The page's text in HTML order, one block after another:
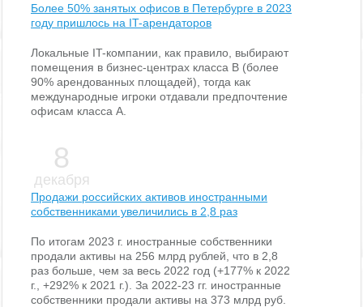
Более 50% занятых офисов в Петербурге в 2023
году пришлось на IT-арендаторов
Локальные IT-компании, как правило, выбирают
помещения в бизнес-центрах класса В (более
90% арендованных площадей), тогда как
международные игроки отдавали предпочтение
офисам класса А.
8
декабря
Продажи российских активов иностранными
собственниками увеличились в 2,8 раз
По итогам 2023 г. иностранные собственники
продали активы на 256 млрд рублей, что в 2,8
раз больше, чем за весь 2022 год (+177% к 2022
г., +292% к 2021 г.). За 2022-23 гг. иностранные
собственники продали активы на 373 млрд руб.